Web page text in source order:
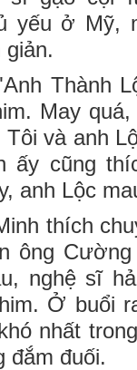
yếu ở
Thành
May
và anh
ấy cũng
anh Lộc
thích
ông
nghệ sĩ
Ở buổi
nhất
đắm đuối.